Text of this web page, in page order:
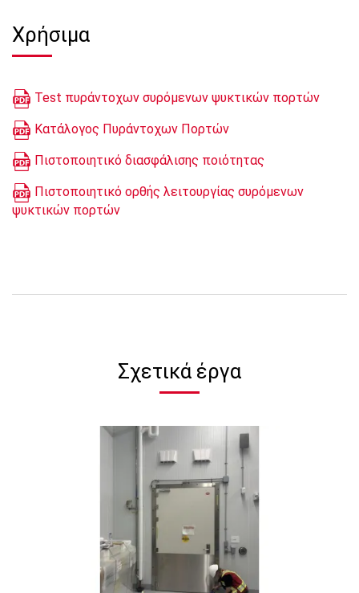
Χρήσιμα
Test πυράντοχων συρόμενων ψυκτικών πορτών
Κατάλογος Πυράντοχων Πορτών
Πιστοποιητικό διασφάλισης ποιότητας
Πιστοποιητικό ορθής λειτουργίας συρόμενων
ψυκτικών πορτών
Σχετικά έργα